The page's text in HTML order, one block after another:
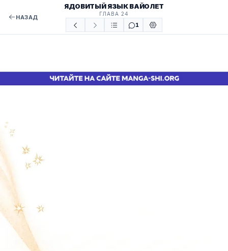
НАЗАД
ЯДОВИТЫЙ ЯЗЫК ВАЙОЛЕТ
ГЛАВА 24
1